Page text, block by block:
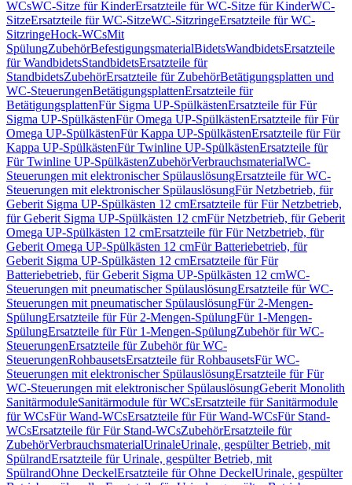
WCsWC-Sitze für KinderErsatzteile für WC-Sitze für KinderWC-
SitzeErsatzteile für WC-SitzeWC-SitzringeErsatzteile für WC-
SitzringeHock-WCsMit
SpülungZubehörBefestigungsmaterialBidetsWandbidetsErsatzteile
für WandbidetsStandbidetsErsatzteile für
StandbidetsZubehörErsatzteile für ZubehörBetätigungsplatten und
WC-SteuerungenBetätigungsplattenErsatzteile für
BetätigungsplattenFür Sigma UP-SpülkästenErsatzteile für Für
Sigma UP-SpülkästenFür Omega UP-SpülkästenErsatzteile für Für
Omega UP-SpülkästenFür Kappa UP-SpülkästenErsatzteile für Für
Kappa UP-SpülkästenFür Twinline UP-SpülkästenErsatzteile für
Für Twinline UP-SpülkästenZubehörVerbrauchsmaterialWC-
Steuerungen mit elektronischer SpülauslösungErsatzteile für WC-
Steuerungen mit elektronischer SpülauslösungFür Netzbetrieb, für
Geberit Sigma UP-Spülkästen 12 cmErsatzteile für Für Netzbetrieb,
für Geberit Sigma UP-Spülkästen 12 cmFür Netzbetrieb, für Geberit
Omega UP-Spülkästen 12 cmErsatzteile für Für Netzbetrieb, für
Geberit Omega UP-Spülkästen 12 cmFür Batteriebetrieb, für
Geberit Sigma UP-Spülkästen 12 cmErsatzteile für Für
Batteriebetrieb, für Geberit Sigma UP-Spülkästen 12 cmWC-
Steuerungen mit pneumatischer SpülauslösungErsatzteile für WC-
Steuerungen mit pneumatischer SpülauslösungFür 2-Mengen-
SpülungErsatzteile für Für 2-Mengen-SpülungFür 1-Mengen-
SpülungErsatzteile für Für 1-Mengen-SpülungZubehör für WC-
SteuerungenErsatzteile für Zubehör für WC-
SteuerungenRohbausetsErsatzteile für RohbausetsFür WC-
Steuerungen mit elektronischer SpülauslösungErsatzteile für Für
WC-Steuerungen mit elektronischer SpülauslösungGeberit Monolith
SanitärmoduleSanitärmodule für WCsErsatzteile für Sanitärmodule
für WCsFür Wand-WCsErsatzteile für Für Wand-WCsFür Stand-
WCsErsatzteile für Für Stand-WCsZubehörErsatzteile für
ZubehörVerbrauchsmaterialUrinaleUrinale, gespülter Betrieb, mit
SpülrandErsatzteile für Urinale, gespülter Betrieb, mit
SpülrandOhne DeckelErsatzteile für Ohne DeckelUrinale, gespülter